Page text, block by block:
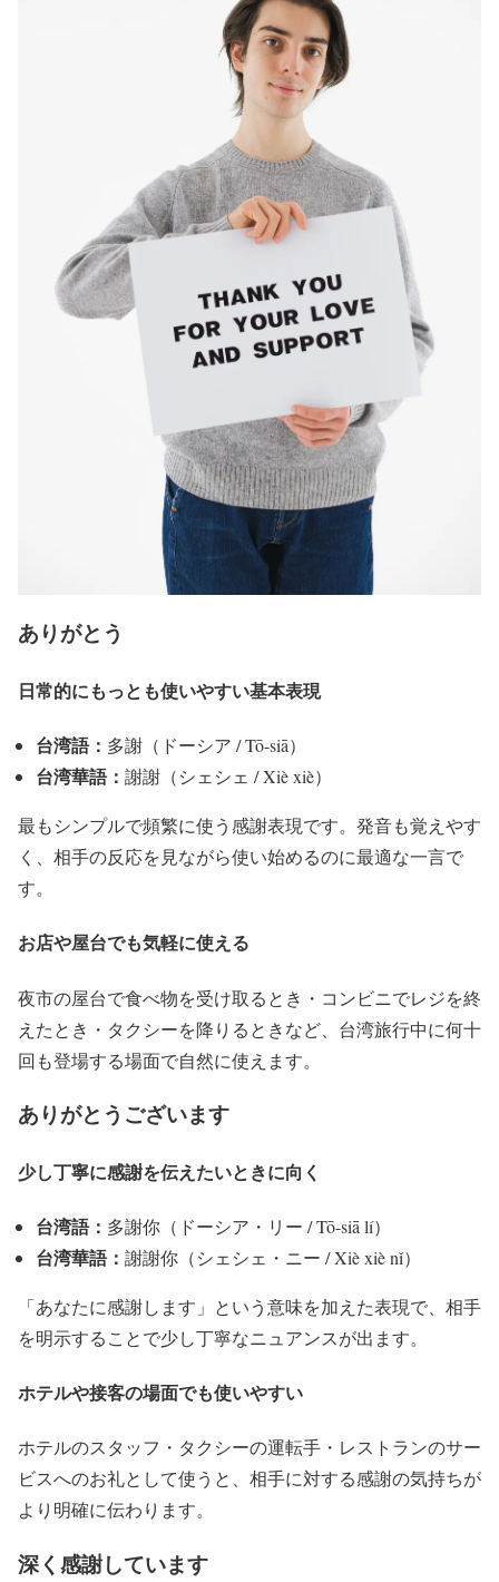
ありがとう
日常的にもっとも使いやすい基本表現
台湾語： 多謝（ドーシア / Tō-siā）
台湾華語： 謝謝（シェシェ / Xiè xiè）
最もシンプルで頻繁に使う感謝表現です。発音も覚えやす
く、相手の反応を見ながら使い始めるのに最適な一言で
す。
お店や屋台でも気軽に使える
夜市の屋台で食べ物を受け取るとき・コンビニでレジを終
えたとき・タクシーを降りるときなど、台湾旅行中に何十
回も登場する場面で自然に使えます。
ありがとうございます
少し丁寧に感謝を伝えたいときに向く
台湾語： 多謝你（ドーシア・リー / Tō-siā lí）
台湾華語： 謝謝你（シェシェ・ニー / Xiè xiè nǐ）
「あなたに感謝します」という意味を加えた表現で、相手
を明示することで少し丁寧なニュアンスが出ます。
ホテルや接客の場面でも使いやすい
ホテルのスタッフ・タクシーの運転手・レストランのサー
ビスへのお礼として使うと、相手に対する感謝の気持ちが
より明確に伝わります。
深く感謝しています